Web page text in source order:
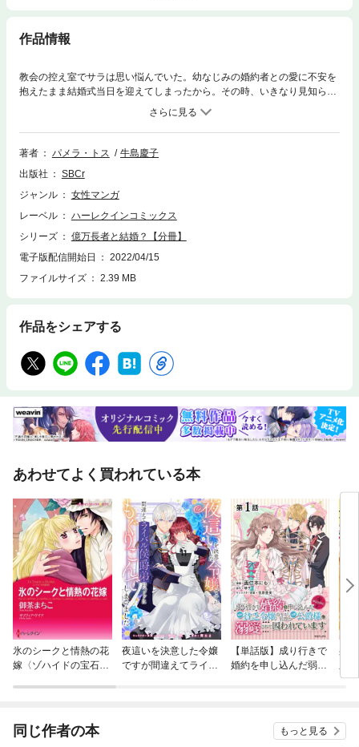
作品情報
教会の控え室でサラは思い悩んでいた。幼なじみの婚約者との愛に不安を
抱えたまま結婚式当日を迎えてしまったから。その時、いきなり見知らぬ
男が乱入してきた。混乱と心労から気を失ったサラが次に目覚めたとき、
彼女は高級車のなかにいた。ライアンと名乗った彼は、なぜかサラのこと
をジェシカと呼び「僕は君の婚約者だ」と告げた。なんてこと…私はきっ
と人違いで誘拐されたんだわ！ 誤解を解けないまま、サラを乗せた車は彼
著者 パメラ・トス
牛島慶子
出版社
SBCr
ジャンル
女性マンガ
レーベル
ハーレクインコミックス
シリーズ
億万長者と結婚？【分冊】
電子版配信開始日
2022/04/15
ファイルサイズ
2.39 MB
作品をシェアする
あわせてよく買われている本
氷のシークと情熱の花
嫁〈ゾハイドの宝石〉
夜這いを決意した令嬢
ですが間違えてライバ
【単話版】成り行きで
婚約を申し込んだ弱気
身
ら
同じ作者の本 もっと見る